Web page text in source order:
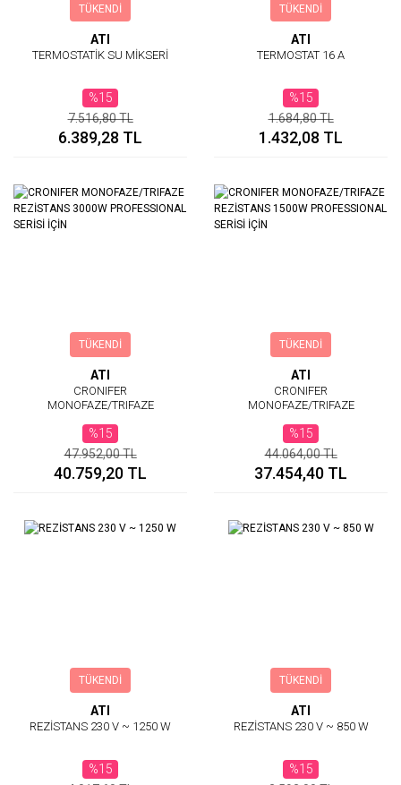
TÜKENDİ
ATI
TERMOSTATİK SU MİKSERİ
%15
6.389,28 TL
7.516,80 TL
TÜKENDİ
ATI
TERMOSTAT 16 A
%15
1.432,08 TL
1.684,80 TL
TÜKENDİ
ATI
CRONIFER
MONOFAZE/TRIFAZE
PROFESSIONAL SERİSİ İÇİN
%15
40.759,20 TL
47.952,00 TL
TÜKENDİ
ATI
CRONIFER
MONOFAZE/TRIFAZE
PROFESSIONAL SERİSİ İÇİN
%15
37.454,40 TL
44.064,00 TL
TÜKENDİ
ATI
REZİSTANS 230 V ~ 1250 W
%15
TÜKENDİ
ATI
REZİSTANS 230 V ~ 850 W
%15